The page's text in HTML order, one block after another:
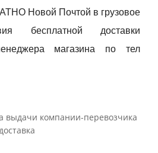
Новой Почтой в грузовое
бесплатной доставки
магазина по тел
выдачи компании-перевозчика